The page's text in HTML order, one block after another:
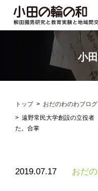
小
トップ
おだのわのわブログ
遠野常民大学創設の立役
た。合掌
2019.07.17 おだ